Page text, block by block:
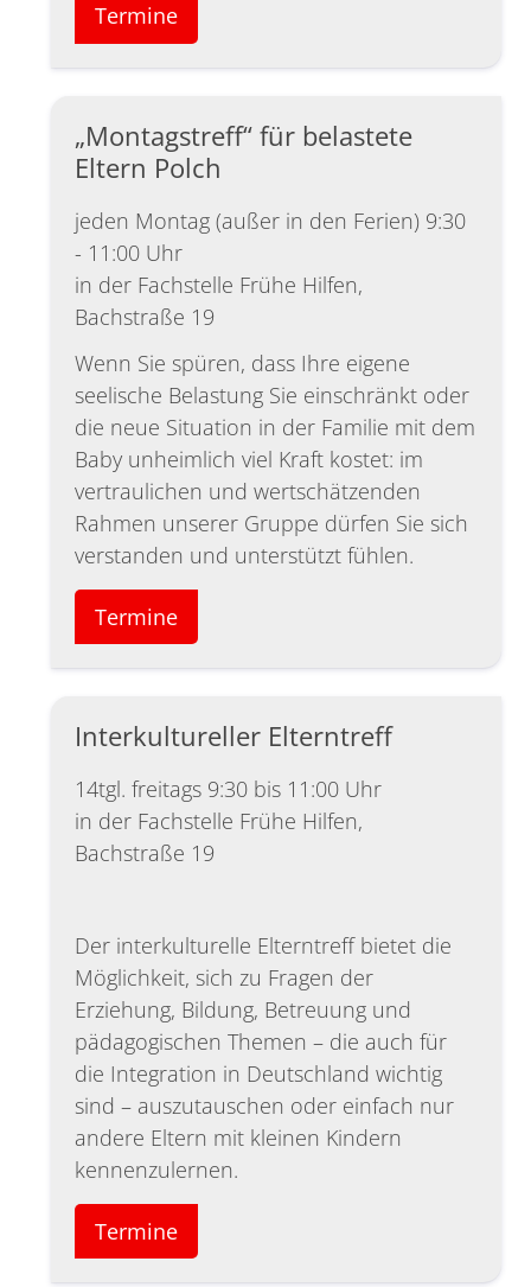
Termine
„Montagstreff“ für belastete
Eltern Polch
jeden Montag (außer in den Ferien) 9:30
- 11:00 Uhr
in der Fachstelle Frühe Hilfen,
Bachstraße 19
Wenn Sie spüren, dass Ihre eigene
seelische Belastung Sie einschränkt oder
die neue Situation in der Familie mit dem
Baby unheimlich viel Kraft kostet: im
vertraulichen und wertschätzenden
Rahmen unserer Gruppe dürfen Sie sich
verstanden und unterstützt fühlen.
Termine
Interkultureller Elterntreff
14tgl. freitags 9:30 bis 11:00 Uhr
in der Fachstelle Frühe Hilfen,
Bachstraße 19
Der interkulturelle Elterntreff bietet die
Möglichkeit, sich zu Fragen der
Erziehung, Bildung, Betreuung und
pädagogischen Themen – die auch für
die Integration in Deutschland wichtig
sind – auszutauschen oder einfach nur
andere Eltern mit kleinen Kindern
kennenzulernen.
Termine